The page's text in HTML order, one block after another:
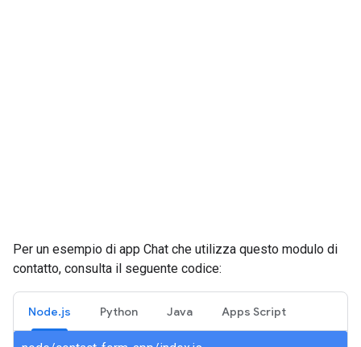
Per un esempio di app Chat che utilizza questo modulo di
contatto, consulta il seguente codice:
Node.js Python Java Apps Script